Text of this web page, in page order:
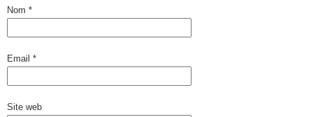
Nom *
Email *
Site web